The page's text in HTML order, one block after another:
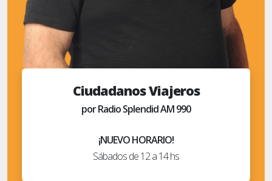
Ciudadanos Viajeros
por Radio Splendid AM 990
¡NUEVO HORARIO!
Sábados de 12 a 14 hs